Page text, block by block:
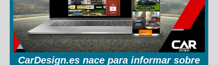
CarDesign.es nace para informar sobre